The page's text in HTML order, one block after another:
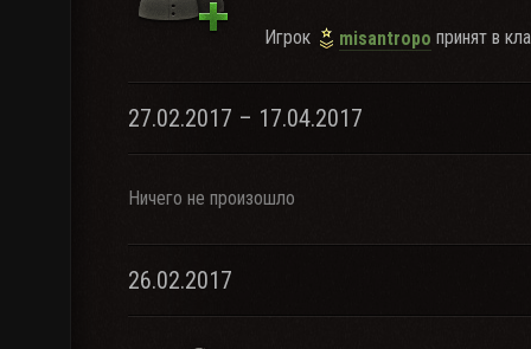
Игрок misantropo принят в
27.02.2017 – 17.04.2017
Ничего не произошло
26.02.2017